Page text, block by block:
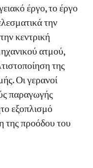
έργο, το έργο
την
κεντρική
ατμού,
της
Οι γερανοί
παραγωγής
εξοπλισμό
της προόδου του